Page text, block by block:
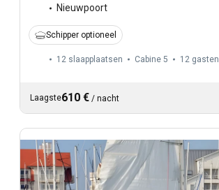
Nieuwpoort
Schipper optioneel
12 slaapplaatsen Cabine 5 12 gasten
Laagste610 € / nacht